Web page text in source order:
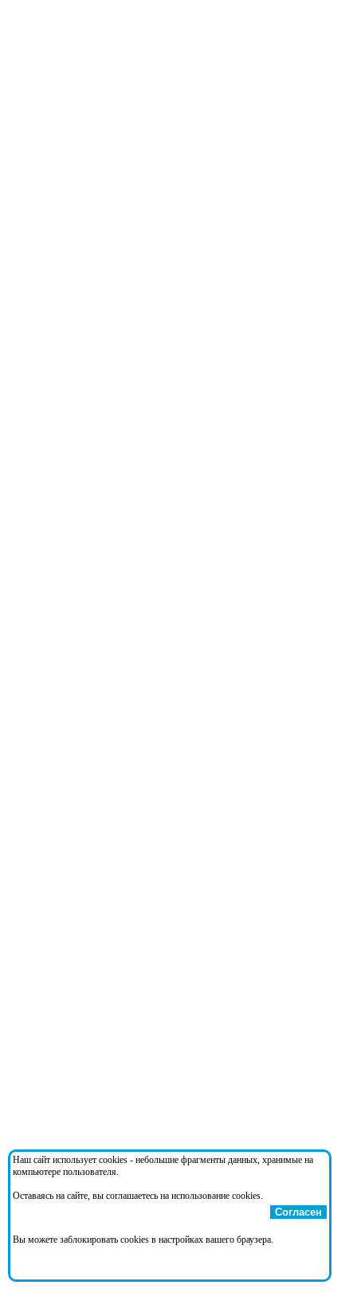
Наш сайт использует cookies - небольшие фрагменты данных, хранимые на
компьютере пользователя.
Оставаясь на сайте, вы соглашаетесь на использование cookies.
Согласен
Вы можете заблокировать cookies в настройках вашего браузера.